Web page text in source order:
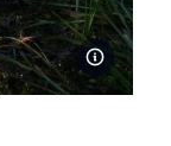
Søllerod Krø